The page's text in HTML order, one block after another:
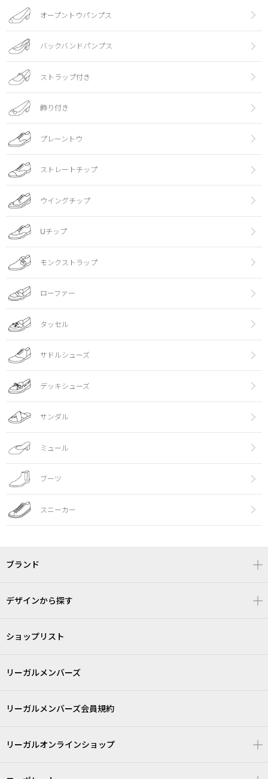
オープントウパンプス
バックバンドパンプス
ストラップ付き
飾り付き
プレーントウ
ストレートチップ
ウイングチップ
Uチップ
モンクストラップ
ローファー
タッセル
サドルシューズ
デッキシューズ
サンダル
ミュール
ブーツ
スニーカー
ブランド
デザインから探す
ショップリスト
リーガルメンバーズ
リーガルメンバーズ会員規約
リーガルオンラインショップ